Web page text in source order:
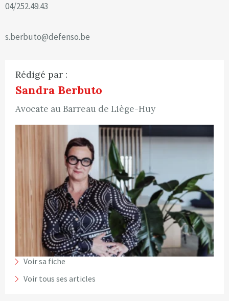
04/252.49.43
s.berbuto@defenso.be
Rédigé par :
Sandra Berbuto
Avocate au Barreau de Liège-Huy
Voir sa fiche
Voir tous ses articles